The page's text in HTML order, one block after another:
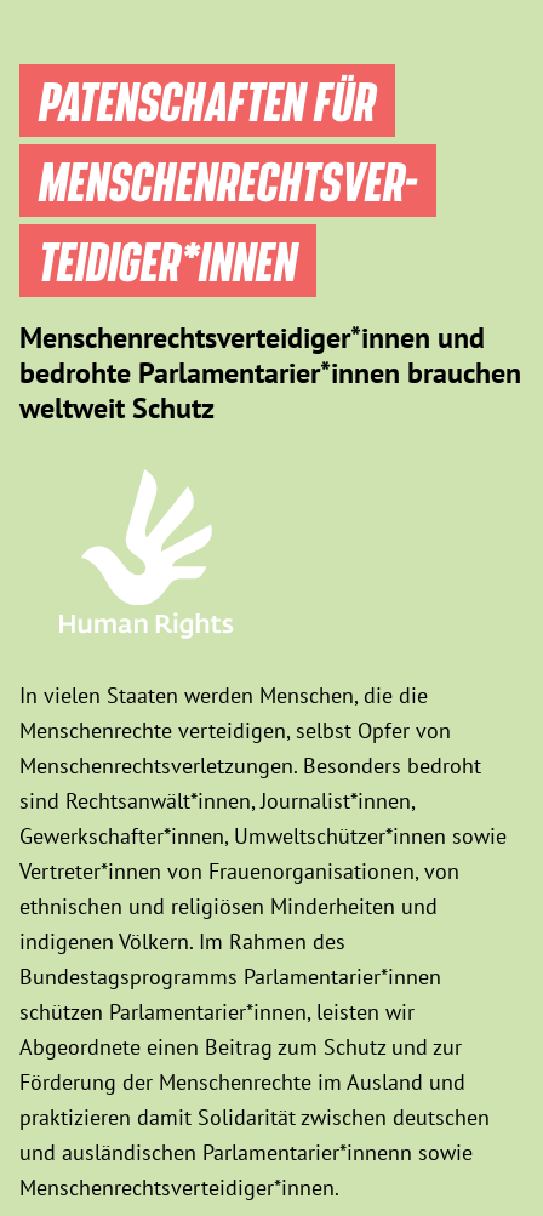
PATENSCHAFTEN FÜR
MENSCHEN­RECHTS­VER­
TEIDIGER­*INNEN
Menschenrechtsverteidiger*innen und
bedrohte Parlamentarier*innen brauchen
weltweit Schutz
In vielen Staaten werden Menschen, die die
Menschenrechte verteidigen, selbst Opfer von
Menschenrechtsverletzungen. Besonders bedroht
sind Rechtsanwält*innen, Journalist*innen,
Gewerkschafter*innen, Umweltschützer*innen sowie
Vertreter*innen von Frauenorganisationen, von
ethnischen und religiösen Minderheiten und
indigenen Völkern. Im Rahmen des
Bundestagsprogramms Parlamentarier*innen
schützen Parlamentarier*innen, leisten wir
Abgeordnete einen Beitrag zum Schutz und zur
Förderung der Menschenrechte im Ausland und
praktizieren damit Solidarität zwischen deutschen
und ausländischen Parlamentarier*innenn sowie
Menschenrechtsverteidiger*innen.